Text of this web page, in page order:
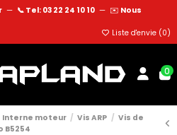
— 📞 Tel: 03 22 24 10 10 — ✉️ Nous
Liste d'envie (0)
0
Interne moteur Vis ARP
Vis de
B5254